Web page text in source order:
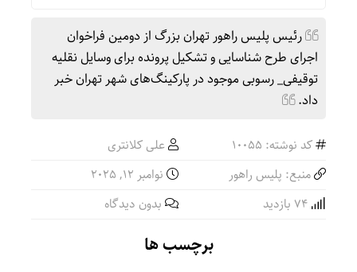
رئیس پلیس راهور تهران بزرگ از دومین فراخوان
اجرای طرح شناسایی و تشکیل پرونده برای وسایل نقلیه
توقیفی_ رسوبی موجود در پارکینگ‌های شهر تهران خبر
داد.
کد نوشته: 10055
علی کلانتری
منبع: پلیس راهور
نوامبر 12, 2025
بدون دیدگاه
برچسب ها